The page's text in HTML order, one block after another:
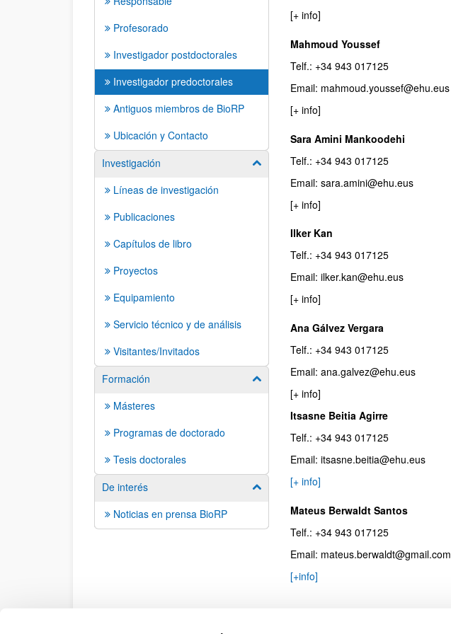
Profesorado
Investigador postdoctorales
Investigador predoctorales
Antiguos miembros de BioRP
Ubicación y Contacto
Investigación
Mostrar/ocultar subpáginas
Líneas de investigación
Publicaciones
Capítulos de libro
Proyectos
Equipamiento
Servicio técnico y de análisis
Visitantes/Invitados
Formación
Mostrar/ocultar subpáginas
Másteres
Programas de doctorado
Tesis doctorales
De interés
Mostrar/ocultar subpáginas
Noticias en prensa BioRP
[+ info]
Mahmoud Youssef
Telf.: +34 943 017125
Email: mahmoud.youssef@ehu.eus
[+ info]
Sara Amini Mankoodehi
Telf.: +34 943 017125
Email: sara.amini@ehu.eus
[+ info]
Ilker Kan
Telf.: +34 943 017125
Email: ilker.kan@ehu.eus
[+ info]
Ana Gálvez Vergara
Telf.: +34 943 017125
Email: ana.galvez@ehu.eus
[+ info]
Itsasne Beitia Agirre
Telf.: +34 943 017125
Email: itsasne.beitia@ehu.eus
[+ info]
Mateus Berwaldt Santos
Telf.: +34 943 017125
Email: mateus.berwaldt@gmail.com
[+info]